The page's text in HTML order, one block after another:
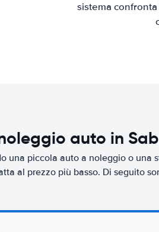
sistema
auto in
una piccola auto a noleggio o
al prezzo più basso. Di seguito